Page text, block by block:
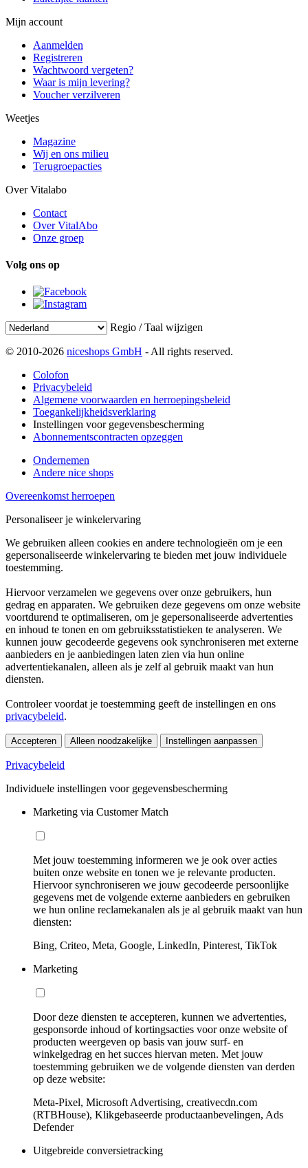
Mijn account
Aanmelden
Registreren
Wachtwoord vergeten?
Waar is mijn levering?
Voucher verzilveren
Weetjes
Magazine
Wij en ons milieu
Terugroepacties
Over Vitalabo
Contact
Over VitalAbo
Onze groep
Volg ons op
Regio / Taal wijzigen
© 2010-2026 niceshops GmbH - All rights reserved.
Colofon
Privacybeleid
Algemene voorwaarden en herroepingsbeleid
Toegankelijkheidsverklaring
Instellingen voor gegevensbescherming
Abonnementscontracten opzeggen
Ondernemen
Andere nice shops
Overeenkomst herroepen
Personaliseer je winkelervaring
We gebruiken alleen cookies en andere technologieën om je een
gepersonaliseerde winkelervaring te bieden met jouw individuele
toestemming.
Hiervoor verzamelen we gegevens over onze gebruikers, hun
gedrag en apparaten. We gebruiken deze gegevens om onze website
voortdurend te optimaliseren, om je gepersonaliseerde advertenties
en inhoud te tonen en om gebruiksstatistieken te analyseren. We
kunnen jouw gecodeerde gegevens ook synchroniseren met externe
aanbieders en je aanbiedingen laten zien via hun online
advertentiekanalen, alleen als je zelf al gebruik maakt van hun
diensten.
Controleer voordat je toestemming geeft de instellingen en ons
privacybeleid.
Accepteren Alleen noodzakelijke Instellingen aanpassen
Privacybeleid
Individuele instellingen voor gegevensbescherming
Marketing via Customer Match
Met jouw toestemming informeren we je ook over acties
buiten onze website en tonen we je relevante producten.
Hiervoor synchroniseren we jouw gecodeerde persoonlijke
gegevens met de volgende externe aanbieders en gebruiken
we hun online reclamekanalen als je al gebruik maakt van hun
diensten:
Bing, Criteo, Meta, Google, LinkedIn, Pinterest, TikTok
Marketing
Door deze diensten te accepteren, kunnen we advertenties,
gesponsorde inhoud of kortingsacties voor onze website of
producten weergeven op basis van jouw surf- en
winkelgedrag en het succes hiervan meten. Met jouw
toestemming gebruiken we de volgende diensten van derden
op deze website:
Meta-Pixel, Microsoft Advertising, creativecdn.com
(RTBHouse), Klikgebaseerde productaanbevelingen, Ads
Defender
Uitgebreide conversietracking